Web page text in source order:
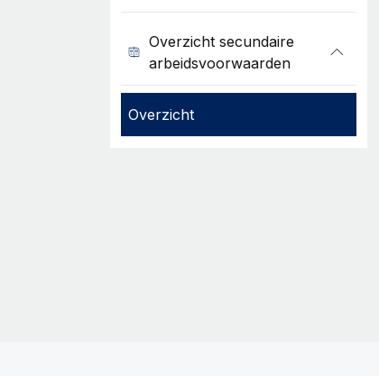
Overzicht secundaire
arbeidsvoorwaarden
Overzicht